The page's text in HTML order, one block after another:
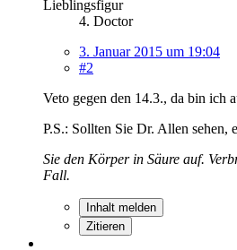
Lieblingsfigur
4. Doctor
3. Januar 2015 um 19:04
#2
Veto gegen den 14.3., da bin ich
P.S.: Sollten Sie Dr. Allen sehen,
Sie den Körper in Säure auf.
Fall.
Inhalt melden
Zitieren